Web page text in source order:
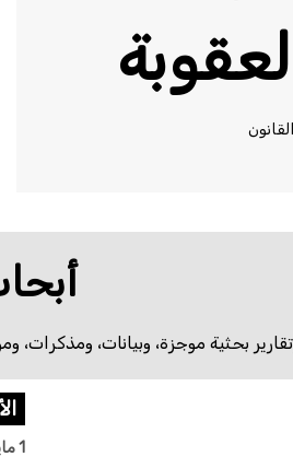
بحثية موجزة، وبيانات،
1 مايو 1991